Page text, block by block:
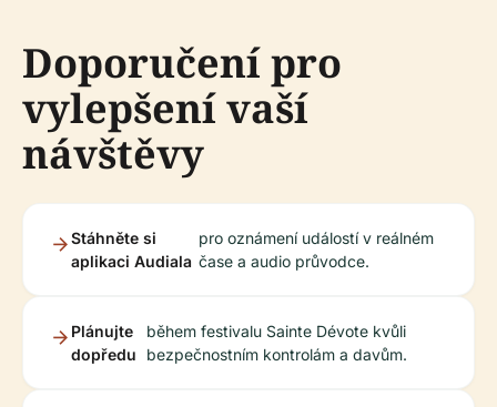
Doporučení pro
vylepšení vaší
návštěvy
Stáhněte si
aplikaci Audiala
pro oznámení událostí v reálném
čase a audio průvodce.
Plánujte
dopředu
během festivalu Sainte Dévote kvůli
bezpečnostním kontrolám a davům.